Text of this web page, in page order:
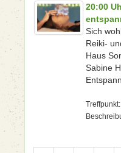
20:00
Sich
Reiki-
Haus
Sabine